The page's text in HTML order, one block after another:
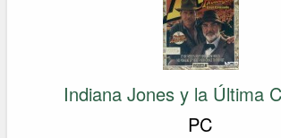
Indiana Jones y la Última
PC